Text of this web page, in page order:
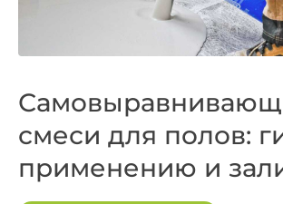
смеси для полов:
применению и